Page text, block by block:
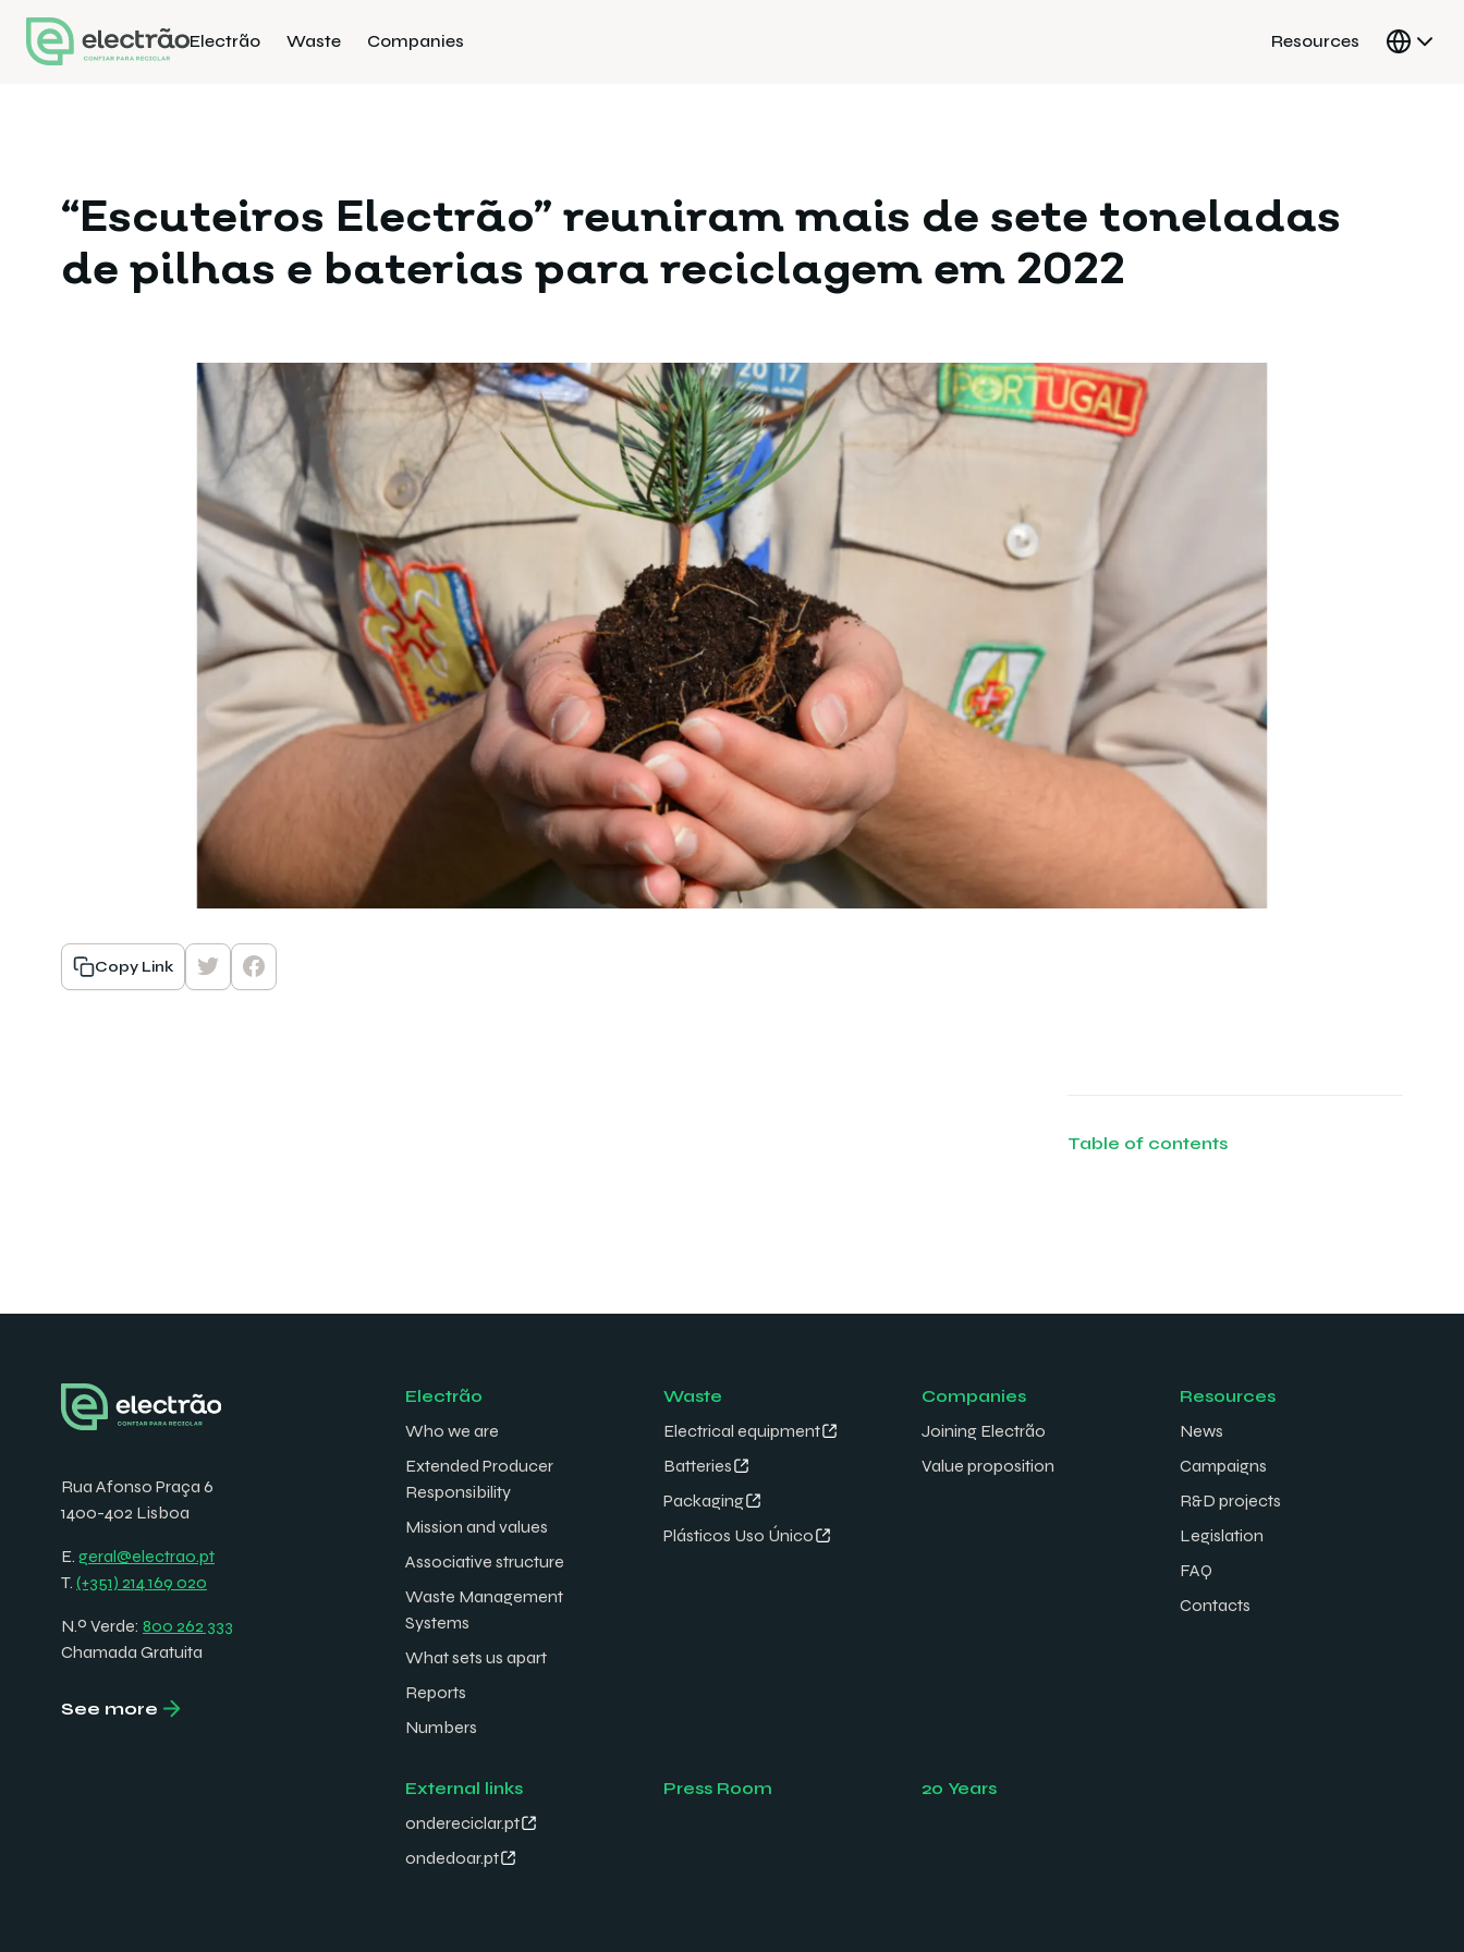
Electrão Waste Companies Resources
“Escuteiros Electrão” reuniram mais de sete toneladas
de pilhas e baterias para reciclagem em 2022
Copy Link
Table of contents
Rua Afonso Praça 6
1400-402 Lisboa
E. geral@electrao.pt
T. (+351) 214 169 020
N.º Verde: 800 262 333
Chamada Gratuita
See more
Electrão
Who we are
Extended Producer
Responsibility
Mission and values
Associative structure
Waste Management
Systems
What sets us apart
Reports
Numbers
Waste
Electrical equipment
Batteries
Packaging
Plásticos Uso Único
Companies
Joining Electrão
Value proposition
Resources
News
Campaigns
R&D projects
Legislation
FAQ
Contacts
External links
ondereciclar.pt
ondedoar.pt
Press Room 20 Years